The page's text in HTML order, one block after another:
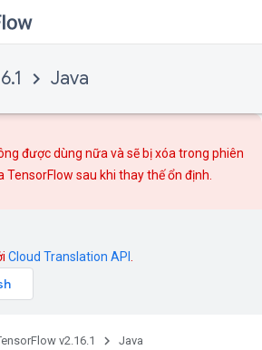
Java
được dùng nữa và sẽ bị xóa trong phiên
TensorFlow sau khi thay thếổn định.
Cloud Translation API
v2.16.1 Java